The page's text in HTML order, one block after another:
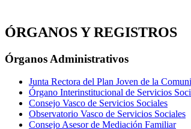
ÓRGANOS Y REGISTROS
Órganos Administrativos
Junta Rectora del Plan Joven de la
Órgano Interinstitucional de Servicios
Consejo Vasco de Servicios Sociales
Observatorio Vasco de Servicios Sociales
Consejo Asesor de Mediación Familiar